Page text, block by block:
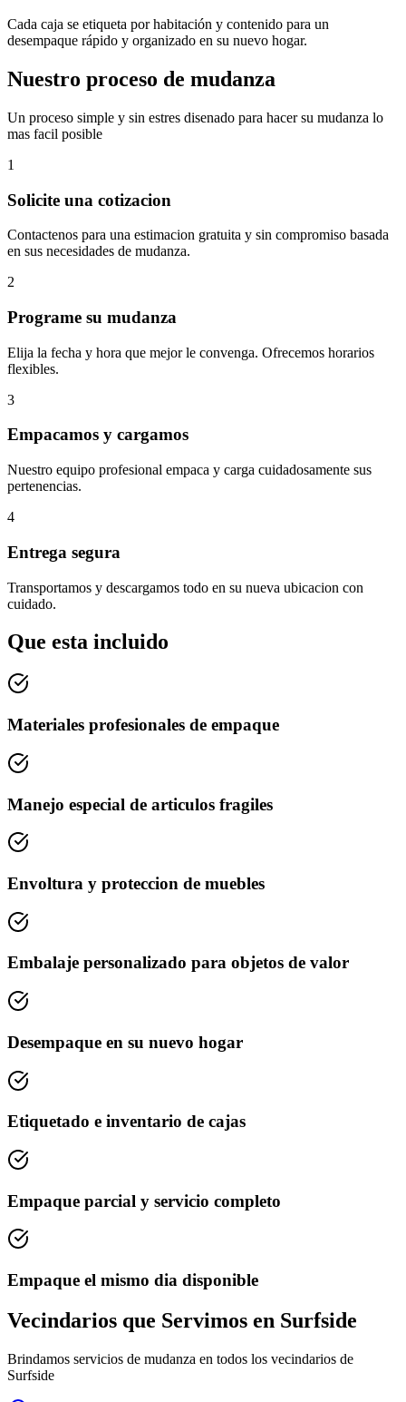
Cada caja se etiqueta por habitación y contenido para un
desempaque rápido y organizado en su nuevo hogar.
Nuestro proceso de mudanza
Un proceso simple y sin estres disenado para hacer su mudanza lo
mas facil posible
1
Solicite una cotizacion
Contactenos para una estimacion gratuita y sin compromiso basada
en sus necesidades de mudanza.
2
Programe su mudanza
Elija la fecha y hora que mejor le convenga. Ofrecemos horarios
flexibles.
3
Empacamos y cargamos
Nuestro equipo profesional empaca y carga cuidadosamente sus
pertenencias.
4
Entrega segura
Transportamos y descargamos todo en su nueva ubicacion con
cuidado.
Que esta incluido
Materiales profesionales de empaque
Manejo especial de articulos fragiles
Envoltura y proteccion de muebles
Embalaje personalizado para objetos de valor
Desempaque en su nuevo hogar
Etiquetado e inventario de cajas
Empaque parcial y servicio completo
Empaque el mismo dia disponible
Vecindarios que Servimos en Surfside
Brindamos servicios de mudanza en todos los vecindarios de
Surfside